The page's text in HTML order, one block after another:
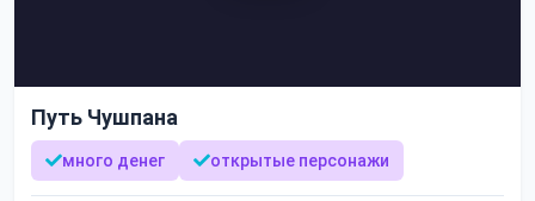
Путь Чушпана
много денег открытые персонажи